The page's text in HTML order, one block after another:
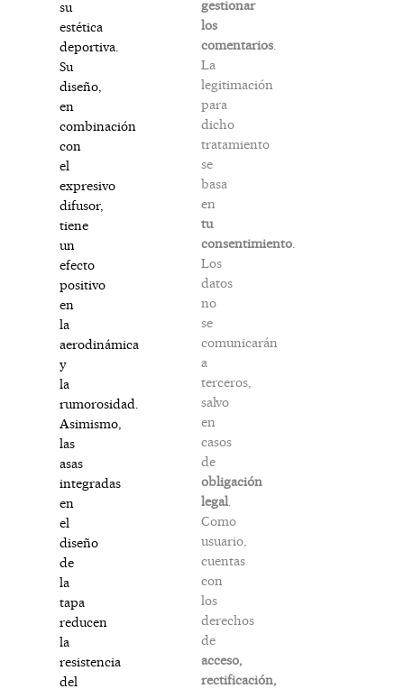
su
estética
deportiva.
Su
diseño,
en
combinación
con
el
expresivo
difusor,
tiene
un
efecto
positivo
en
la
aerodinámica
y
la
rumorosidad.
Asimismo,
las
asas
integradas
en
el
diseño
de
la
tapa
reducen
la
resistencia
del
gestionar
los
comentarios
La
legitimación
para
dicho
tratamiento
se
basa
en
tu
consentimiento
Los
datos
no
se
comunicarán
a
terceros,
salvo
en
casos
de
obligación
legal
Como
usuario,
cuentas
con
los
derechos
de
acceso,
rectificación,